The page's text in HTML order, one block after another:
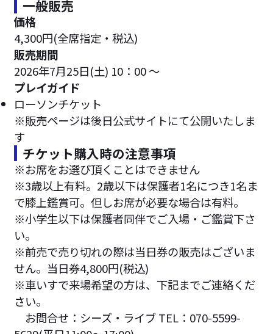
一般販売
価格
4,300円(全席指定・税込)
販売期間
2026年7月25日(土) 10：00 ～
プレイガイド
ローソンチケット
※販売ページは後日公式サイトにて公開いたしま
す
チケット購入時の注意事項
※お席をお選び頂くことはできません
※3歳以上有料。2歳以下は保護者1名につき1名ま
で膝上鑑賞可。但しお席が必要な場合は有料。
※小学生以下は保護者同伴でご入場・ご鑑賞下さ
い。
※前売で売り切れの際は当日券の販売はございま
せん。当日券4,800円(税込)
※車いすで来場希望の方は、下記までご連絡くだ
さい。
お問合せ：シーズ・ライブ TEL：070-5599-